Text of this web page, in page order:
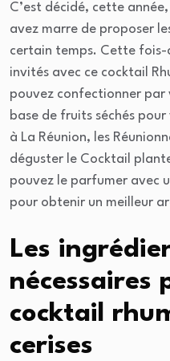
C’est décidé, cette
avez marre de proposer
certain temps. Cette fois-
invités avec ce cocktail
pouvez confectionner
base de fruits séchés
à La Réunion, les
déguster le Cocktail
pouvez le parfumer avec
pour obtenir un meilleur
Les
nécessaires
cocktail
cerises